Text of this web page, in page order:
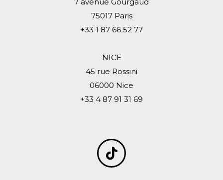
75017 Paris
+33 1 87 66 52 77
NICE
45 rue Rossini
06000 Nice
+33 4 87 91 31 69